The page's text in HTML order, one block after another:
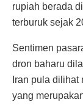
rupiah berada
terburuk sejak
Sentimen
dron baharu
Iran pula
yang